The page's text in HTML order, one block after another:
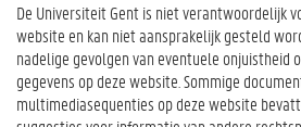
De Universiteit Gent is niet verantwoordelijk
website en kan niet aansprakelijk gesteld
nadelige gevolgen van eventuele onjuistheid
gegevens op deze website. Sommige
multimediasequenties op deze website